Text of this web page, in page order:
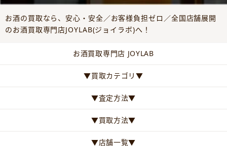
お酒の買取なら、安心・安全／お客様負担ゼロ／全国店舗展開
のお酒買取専門店JOYLAB(ジョイラボ)へ！
お酒買取専門店 JOYLAB
▼買取カテゴリ▼
▼査定方法▼
▼買取方法▼
▼店舗一覧▼